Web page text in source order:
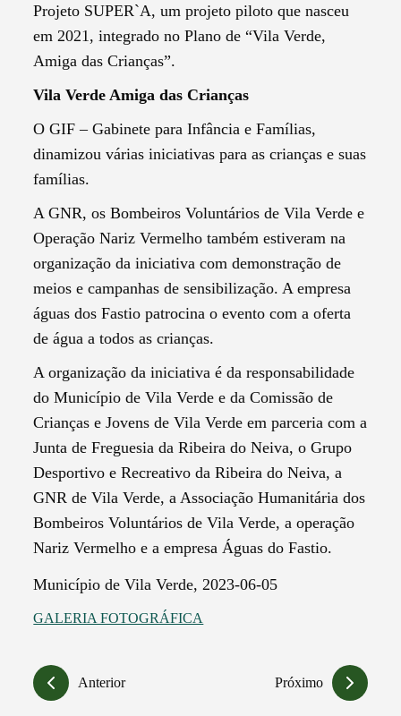
Projeto SUPER`A, um projeto piloto que nasceu
em 2021, integrado no Plano de “Vila Verde,
Amiga das Crianças”.
Vila Verde Amiga das Crianças
O GIF – Gabinete para Infância e Famílias,
dinamizou várias iniciativas para as crianças e suas
famílias.
A GNR, os Bombeiros Voluntários de Vila Verde e
Operação Nariz Vermelho também estiveram na
organização da iniciativa com demonstração de
meios e campanhas de sensibilização. A empresa
águas dos Fastio patrocina o evento com a oferta
de água a todos as crianças.
A organização da iniciativa é da responsabilidade
do Município de Vila Verde e da Comissão de
Crianças e Jovens de Vila Verde em parceria com a
Junta de Freguesia da Ribeira do Neiva, o Grupo
Desportivo e Recreativo da Ribeira do Neiva, a
GNR de Vila Verde, a Associação Humanitária dos
Bombeiros Voluntários de Vila Verde, a operação
Nariz Vermelho e a empresa Águas do Fastio.
Município de Vila Verde, 2023-06-05
GALERIA FOTOGRÁFICA
Anterior Próximo